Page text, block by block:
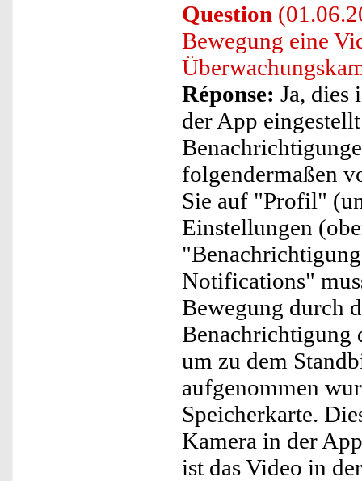
Question
Bewegung eine
Réponse: Ja, dies
der App
folgendermaßen
Sie auf "Profil"
Einstellungen
Notifications"
Bewegung durch
Benachrichtigung
um zu dem
aufgenommen
Speicherkarte.
Kamera in der
ist das Video in